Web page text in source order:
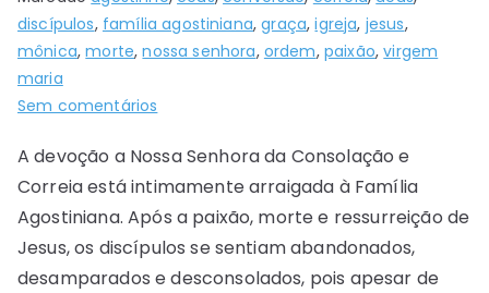
discípulos, família agostiniana,graça,igreja, jesus,
mônica,morte,nossa senhora, ordem, paixão,virgem
maria
Sem comentários
A devoção a Nossa Senhora da Consolação e
Correia está intimamente arraigada à Família
Agostiniana. Após a paixão, morte e ressurreição de
Jesus, os discípulos se sentiam abandonados,
desamparados e desconsolados, pois apesar de